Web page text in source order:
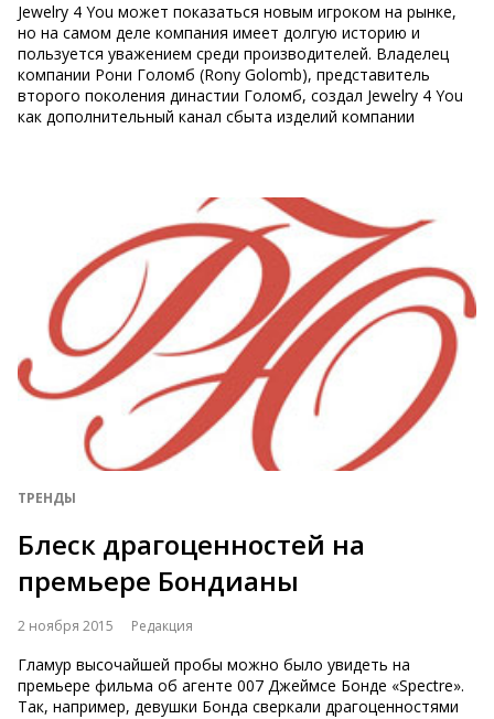
Jewelry 4 You может показаться новым игроком на рынке,
но на самом деле компания имеет долгую историю и
пользуется уважением среди производителей. Владелец
компании Рони Голомб (Rony Golomb), представитель
второго поколения династии Голомб, создал Jewelry 4 You
как дополнительный канал сбыта изделий компании
ТРЕНДЫ
Блеск драгоценностей на
премьере Бондианы
2 ноября 2015 Редакция
Гламур высочайшей пробы можно было увидеть на
премьере фильма об агенте 007 Джеймсе Бонде «Spectre».
Так, например, девушки Бонда сверкали драгоценностями